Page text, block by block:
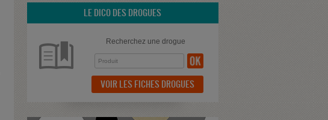
LE DICO DES DROGUES
Recherchez une drogue
VOIR LES FICHES DROGUES